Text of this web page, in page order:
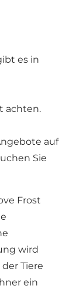
es in
achten.
auf
Sie
Frost
wird
Tiere
ein